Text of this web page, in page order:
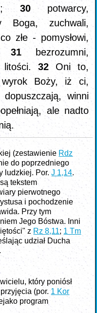
30 potwarcy,
Boga, zuchwali,
złe - pomysłowi,
31
bezrozumni,
litości.32 Oni to,
Boży, iż ci,
winni
ale nadto
(zestawienie Rdz
do poprzedniego
ludzkiej. Por.J 1,14.
tekstem
pierwotnego
i pochodzenie
Przy tym
Jego Bóstwa. Inni
z Rz 8,11; 1 Tm
udział Ducha
który poniósł
(por. 1 Kor
program